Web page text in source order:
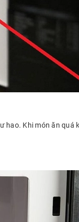
Khi món ăn quá